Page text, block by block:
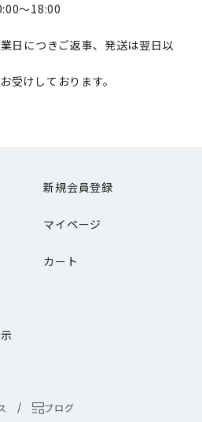
～18:00
日につきご返事、発送は翌日以
受けしております。
新規会員登録
マイページ
カート
ブログ